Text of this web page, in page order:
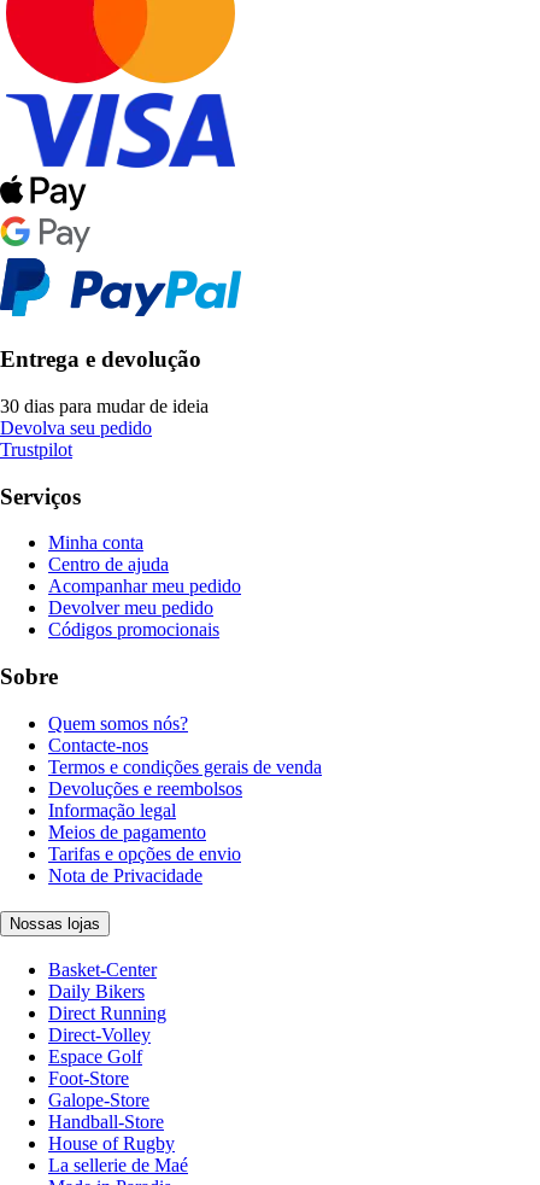
Entrega e devolução
30 dias para mudar de ideia
Devolva seu pedido
Trustpilot
Serviços
Minha conta
Centro de ajuda
Acompanhar meu pedido
Devolver meu pedido
Códigos promocionais
Sobre
Quem somos nós?
Contacte-nos
Termos e condições gerais de venda
Devoluções e reembolsos
Informação legal
Meios de pagamento
Tarifas e opções de envio
Nota de Privacidade
Nossas lojas
Basket-Center
Daily Bikers
Direct Running
Direct-Volley
Espace Golf
Foot-Store
Galope-Store
Handball-Store
House of Rugby
La sellerie de Maé